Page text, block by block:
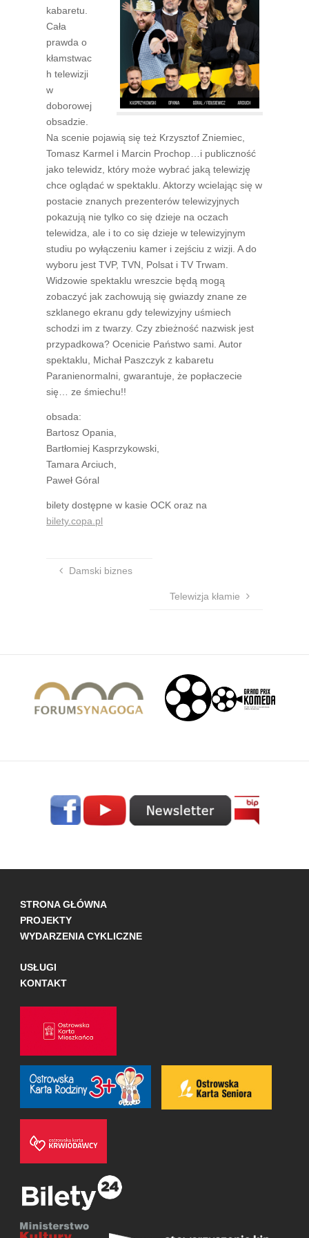
kabaretu.
Cała
prawda o
kłamstwac
h telewizji
w
doborowej
obsadzie.
Na scenie pojawią się też Krzysztof Zniemiec,
Tomasz Karmel i Marcin Prochop…i publiczność
jako telewidz, który może wybrać jaką telewizję
chce oglądać w spektaklu. Aktorzy wcielając się w
postacie znanych prezenterów telewizyjnych
pokazują nie tylko co się dzieje na oczach
telewidza, ale i to co się dzieje w telewizyjnym
studiu po wyłączeniu kamer i zejściu z wizji. A do
wyboru jest TVP, TVN, Polsat i TV Trwam.
Widzowie spektaklu wreszcie będą mogą
zobaczyć jak zachowują się gwiazdy znane ze
szklanego ekranu gdy telewizyjny uśmiech
schodzi im z twarzy. Czy zbieżność nazwisk jest
przypadkowa? Ocenicie Państwo sami. Autor
spektaklu, Michał Paszczyk z kabaretu
Paranienormalni, gwarantuje, że popłaczecie
się… ze śmiechu!!
obsada:
Bartosz Opania,
Bartłomiej Kasprzykowski,
Tamara Arciuch,
Paweł Góral
bilety dostępne w kasie OCK oraz na
bilety.copa.pl
Damski biznes
Telewizja kłamie
STRONA GŁÓWNA
PROJEKTY
WYDARZENIA CYKLICZNE
USŁUGI
KONTAKT